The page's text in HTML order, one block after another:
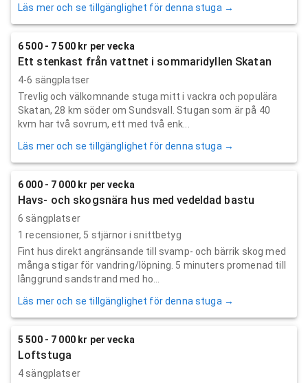
Läs mer och se tillgänglighet för denna stuga →
6 500 - 7 500 kr per vecka
Ett stenkast från vattnet i sommaridyllen Skatan
4-6 sängplatser
Trevlig och välkomnande stuga mitt i vackra och populära
Skatan, 28 km söder om Sundsvall. Stugan som är på 40
kvm har två sovrum, ett med två enk...
Läs mer och se tillgänglighet för denna stuga →
6 000 - 7 000 kr per vecka
Havs- och skogsnära hus med vedeldad bastu
6 sängplatser
1 recensioner, 5 stjärnor i snittbetyg
Fint hus direkt angränsande till svamp- och bärrik skog med
många stigar för vandring/löpning. 5 minuters promenad till
långgrund sandstrand med ho...
Läs mer och se tillgänglighet för denna stuga →
5 500 - 7 000 kr per vecka
Loftstuga
4 sängplatser